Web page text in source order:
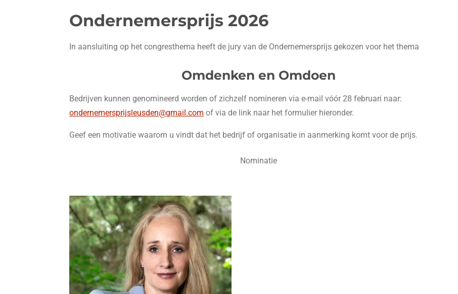
Ondernemersprijs 2026
In aansluiting op het congresthema heeft de jury van de Ondernemersprijs gekozen voor het thema
Omdenken en Omdoen
Bedrijven kunnen genomineerd worden of zichzelf nomineren via e-mail vóór 28 februari naar:
ondernemersprijsleusden@gmail.com of via de link naar het formulier hieronder.
Geef een motivatie waarom u vindt dat het bedrijf of organisatie in aanmerking komt voor de prijs.
Nominatie